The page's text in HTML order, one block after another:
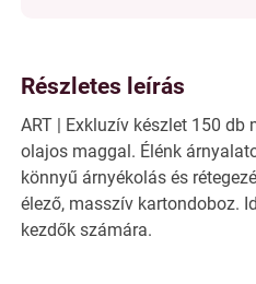
Részletes leírás
ART | Exkluzív készlet 150 db
olajos maggal. Élénk
könnyű árnyékolás és
élező, masszív kartondoboz.
kezdők számára.